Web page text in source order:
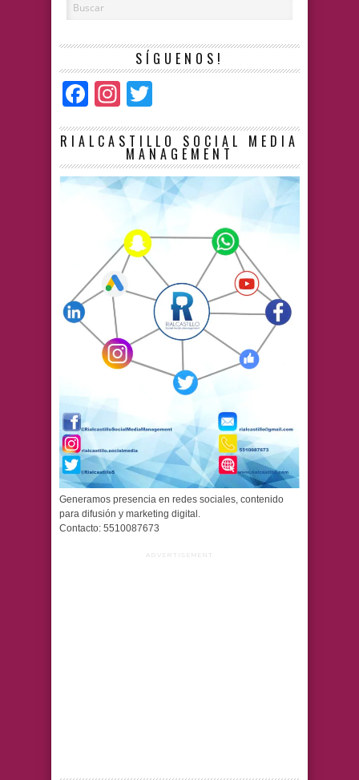
SÍGUENOS!
Facebook
Instagram
RIALCASTILLO SOCIAL MEDIA
MANAGEMENT
Generamos presencia en redes sociales, contenido
para difusión y marketing digital.
Contacto: 5510087673
ADVERTISEMENT